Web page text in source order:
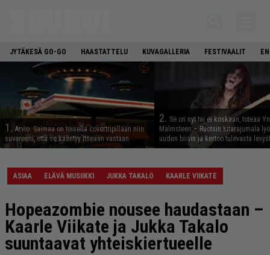
JYTÄKESÄ GO-GO HAASTATTELU KUVAGALLERIA FESTIVAALIT
1. Arvio: Saimaa on toisella covertripillään niin
suvereeni, että se kääntyy itseään vastaan
2. Se on nyt tai ei koskaan, toteaa
Malmsteen – Ruotsin kitarajumala
uuden biisin ja kertoo tulevasta
ASIAA ELÄVÄ MUSIIKKI JUKKA TAKALO KAARLE VIIKATE
Hopeazombie nousee haudastaan –
Kaarle Viikate ja Jukka Takalo
suuntaavat yhteiskiertueelle